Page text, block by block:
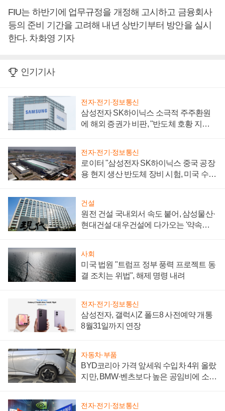
FIU는 하반기에 업무규정을 개정해 고시하고 금융회사
등의 준비 기간을 고려해 내년 상반기부터 방안을 실시
한다. 차화영 기자
인기기사
전자·전기·정보통신
삼성전자 SK하이닉스 소극적 주주환원
에 해외 증권가 비판, "반도체 호황 지속
전자·전기·정보통신
로이터 "삼성전자 SK하이닉스 중국 공장
용 현지 생산 반도체 장비 시험, 미국 수출
건설
원전 건설 국내외서 속도 붙어, 삼성물산·
현대건설·대우건설에 다가오는 '약속의
사회
미국 법원 "트럼프 정부 풍력 프로젝트 동
결 조치는 위법", 해제 명령 내려
전자·전기·정보통신
삼성전자, 갤럭시Z 폴드8 사전예약 개통
8월31일까지 연장
자동차·부품
BYD코리아 가격 앞세워 수입차 4위 올랐
지만, BMW·벤츠보다 높은 공임비에 소비
전자·전기·정보통신